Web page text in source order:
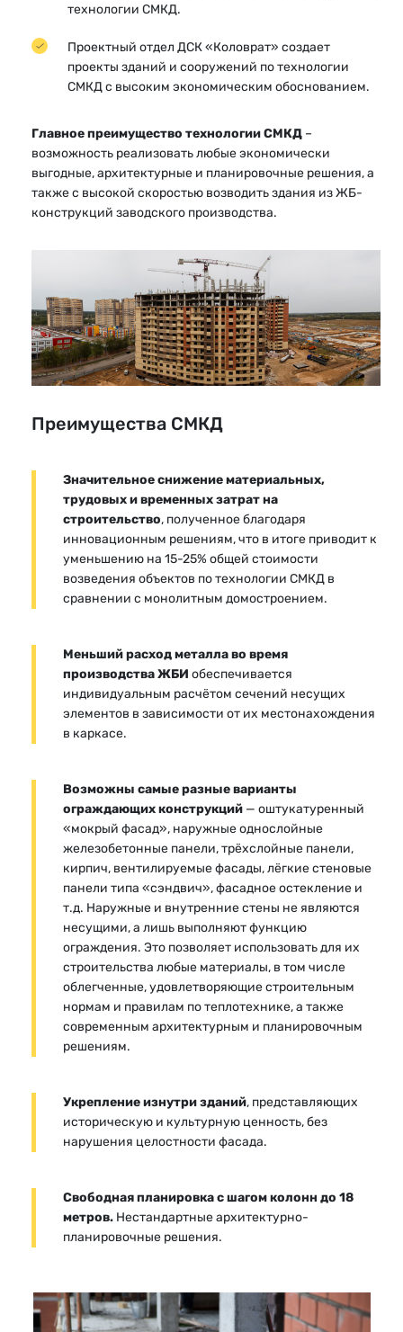
технологии СМКД.
Проектный отдел ДСК «Коловрат» создает
проекты зданий и сооружений по технологии
СМКД с высоким экономическим обоснованием.
Главное преимущество технологии СМКД –
возможность реализовать любые экономически
выгодные, архитектурные и планировочные решения, а
также с высокой скоростью возводить здания из ЖБ-
конструкций заводского производства.
Преимущества СМКД
Значительное снижение материальных,
трудовых и временных затрат на
строительство, полученное благодаря
инновационным решениям, что в итоге приводит к
уменьшению на 15-25% общей стоимости
возведения объектов по технологии СМКД в
сравнении с монолитным домостроением.
Меньший расход металла во время
производства ЖБИ обеспечивается
индивидуальным расчётом сечений несущих
элементов в зависимости от их местонахождения
в каркасе.
Возможны самые разные варианты
ограждающих конструкций — оштукатуренный
«мокрый фасад», наружные однослойные
железобетонные панели, трёхслойные панели,
кирпич, вентилируемые фасады, лёгкие стеновые
панели типа «сэндвич», фасадное остекление и
т.д. Наружные и внутренние стены не являются
несущими, а лишь выполняют функцию
ограждения. Это позволяет использовать для их
строительства любые материалы, в том числе
облегченные, удовлетворяющие строительным
нормам и правилам по теплотехнике, а также
современным архитектурным и планировочным
решениям.
Укрепление изнутри зданий, представляющих
историческую и культурную ценность, без
нарушения целостности фасада.
Свободная планировка с шагом колонн до 18
метров. Нестандартные архитектурно-
планировочные решения.